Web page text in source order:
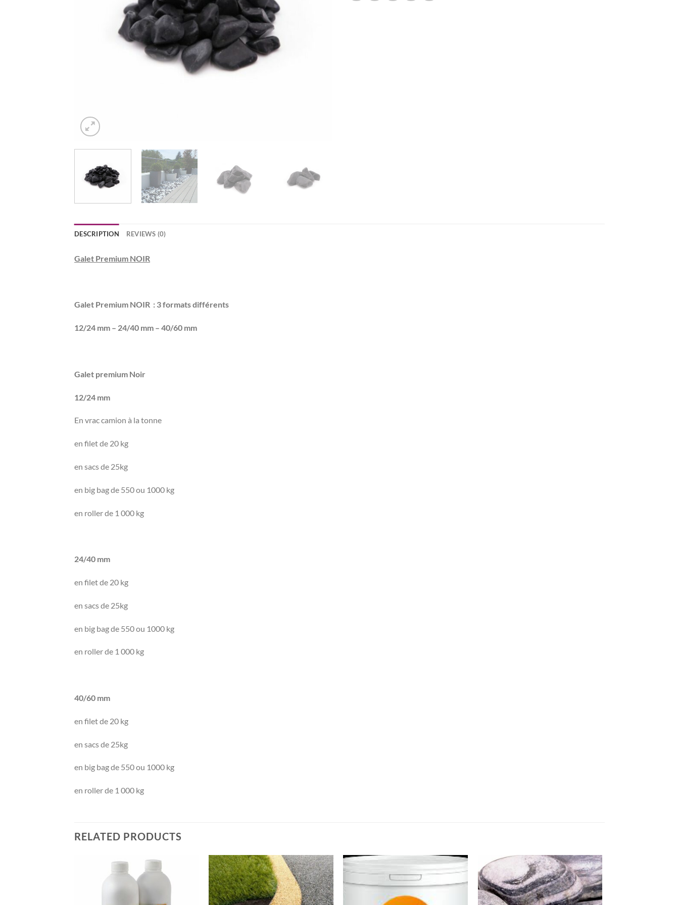
DESCRIPTION REVIEWS (0)
Galet Premium NOIR
Galet Premium NOIR : 3 formats différents
12/24 mm – 24/40 mm – 40/60 mm
Galet premium Noir
12/24 mm
En vrac camion à la tonne
en filet de 20 kg
en sacs de 25kg
en big bag de 550 ou 1000 kg
en roller de 1 000 kg
24/40 mm
en filet de 20 kg
en sacs de 25kg
en big bag de 550 ou 1000 kg
en roller de 1 000 kg
40/60 mm
en filet de 20 kg
en sacs de 25kg
en big bag de 550 ou 1000 kg
en roller de 1 000 kg
RELATED PRODUCTS